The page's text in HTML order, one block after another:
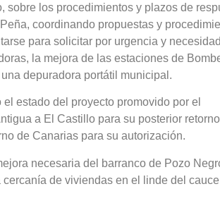
los procedimientos y plazos de
coordinando propuestas y
para solicitar por urgencia y
la mejora de las estaciones de
depuradora portátil municipal.
estado del proyecto promovido por el
a El Castillo para su posterior
de Canarias para su autorización.
necesaria del barranco de Pozo
de viviendas en el linde del